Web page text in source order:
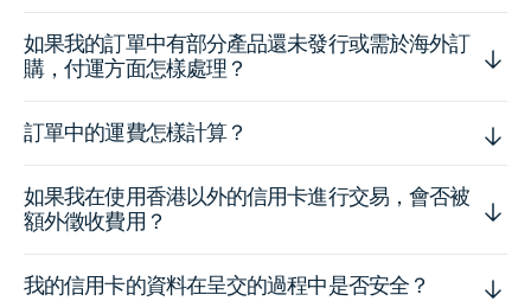
如果我的訂單中有部分產品還未發行或需於海外訂
購，付運方面怎樣處理？
訂單中的運費怎樣計算？
如果我在使用香港以外的信用卡進行交易，會否被
額外徵收費用？
我的信用卡的資料在呈交的過程中是否安全？